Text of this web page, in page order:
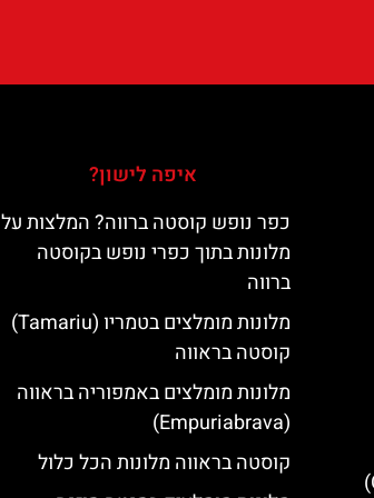
קתדרלת גירונה (Girona Cathedral)
איפה לישון?
כפר נופש קוסטה ברווה? המלצות על
מלונות בתוך כפרי נופש בקוסטה
ברווה
מלונות מומלצים בטמריו (Tamariu)
קוסטה בראווה
מלונות מומלצים באמפוריה בראווה
(Empuriabrava)
קוסטה בראווה מלונות הכל כלול